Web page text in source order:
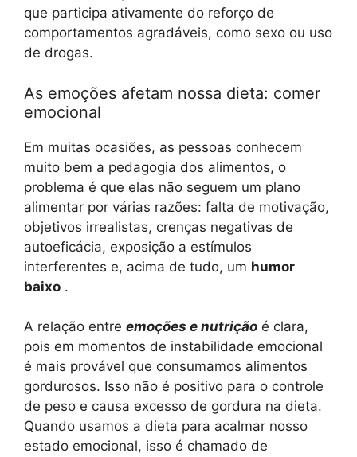
que participa ativamente do reforço de
comportamentos agradáveis, como sexo ou uso
de drogas.
As emoções afetam nossa dieta: comer
emocional
Em muitas ocasiões, as pessoas conhecem
muito bem a pedagogia dos alimentos, o
problema é que elas não seguem um plano
alimentar por várias razões: falta de motivação,
objetivos irrealistas, crenças negativas de
autoeficácia, exposição a estímulos
interferentes e, acima de tudo, um humor
baixo .
A relação entre emoções e nutrição é clara,
pois em momentos de instabilidade emocional
é mais provável que consumamos alimentos
gordurosos. Isso não é positivo para o controle
de peso e causa excesso de gordura na dieta.
Quando usamos a dieta para acalmar nosso
estado emocional, isso é chamado de